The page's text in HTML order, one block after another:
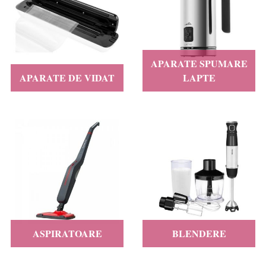
APARATE DE VIDAT
APARATE SPUMARE
LAPTE
ASPIRATOARE BLENDERE